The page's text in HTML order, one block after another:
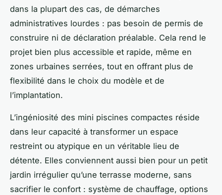
dans la plupart des cas, de démarches
administratives lourdes : pas besoin de permis de
construire ni de déclaration préalable. Cela rend le
projet bien plus accessible et rapide, même en
zones urbaines serrées, tout en offrant plus de
flexibilité dans le choix du modèle et de
l’implantation.
L’ingéniosité des mini piscines compactes réside
dans leur capacité à transformer un espace
restreint ou atypique en un véritable lieu de
détente. Elles conviennent aussi bien pour un petit
jardin irrégulier qu’une terrasse moderne, sans
sacrifier le confort : système de chauffage, options